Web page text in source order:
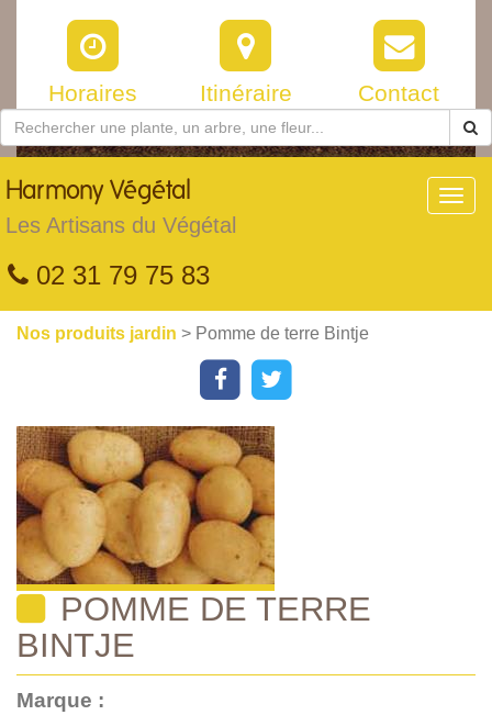
Horaires Itinéraire Contact
Harmony Végétal
Les Artisans du Végétal
02 31 79 75 83
Nos produits jardin > Pomme de terre Bintje
POMME DE TERRE
BINTJE
Marque :